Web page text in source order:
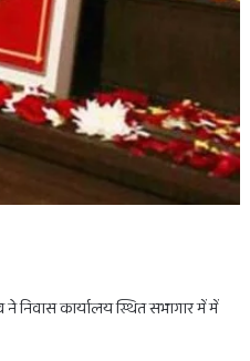
ने निवास कार्यालय स्थित सभागार में में